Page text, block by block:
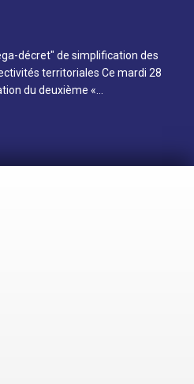
décret" de simplification des
territoriales Ce mardi 28
du deuxième «…